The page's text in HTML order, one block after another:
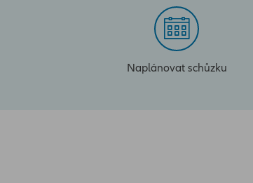
Naplánovat schůzku